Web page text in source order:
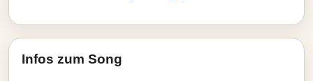
Infos zum Song